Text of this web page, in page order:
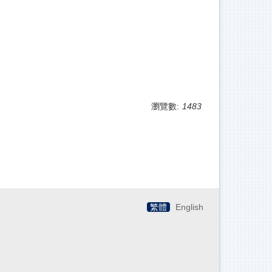
瀏覽數: 1483
繁體 English